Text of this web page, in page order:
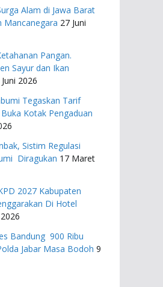
Alam di Jawa Barat
Mancanegara 27 Juni
Pangan.
Sayur dan Ikan
2026
Tegaskan Tarif
Kotak Pengaduan
Sistim Regulasi
Diragukan 17 Maret
2027 ​Kabupaten
Di Hotel
Bandung 900 Ribu
Jabar Masa Bodoh 9